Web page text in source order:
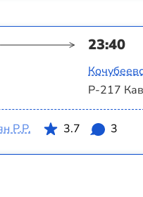
23:40
Р-217
Р.Р. 3.7 3